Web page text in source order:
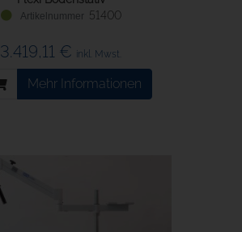
51400
3.419,11 € inkl. Mwst.
Mehr Informationen